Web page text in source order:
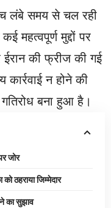
लंबे समय से चल रही
महत्वपूर्ण मुद्दों पर
की फ्रीज की गई
कार्रवाई न होने की
बना हुआ है।
जोर
ठहराया जिम्मेदार
का सुझाव